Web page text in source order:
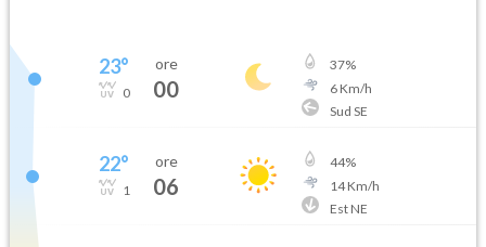
23°
0
ore
00
37%
6Km/h
Sud SE
22°
1
ore
06
44%
14Km/h
Est NE